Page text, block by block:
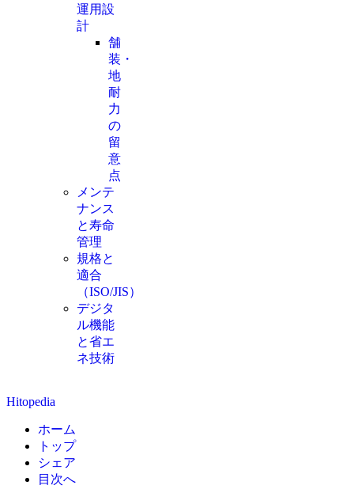
運用設
計
舗
装・
地
耐
力
の
留
意
点
メンテ
ナンス
と寿命
管理
規格と
適合
（ISO/JIS）
デジタ
ル機能
と省エ
ネ技術
Hitopedia
ホーム
トップ
シェア
目次へ